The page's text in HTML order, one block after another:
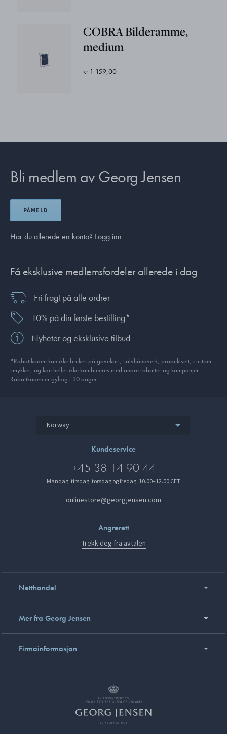
COBRA Bilderamme,
medium
kr 1 159,00
Bli medlem av Georg Jensen
PÅMELD
Har du allerede en konto? Logg inn
Få eksklusive medlemsfordeler allerede i dag
Fri fragt på alle ordrer
10% på din første bestilling*
Nyheter og eksklusive tilbud
*Rabattkoden kan ikke brukes på gavekort, sølvhåndverk, produkt­sett, custom
smykker, og kan heller ikke kombineres med andre rabatter og kampanjer.
Rabattkoden er gyldig i 30 dager.
Norway
Kundeservice
+45 38 14 90 44
Mandag, tirsdag, torsdag og fredag: 10.00–12.00 CET
onlinestore@georgjensen.com
Angrerett
Trekk deg fra avtalen
Netthandel
Mer fra Georg Jensen
Firmainformasjon